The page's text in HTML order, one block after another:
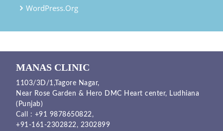
WordPress.org
MANAS CLINIC
1103/3D/1,Tagore Nagar,
Near Rose Garden & Hero DMC Heart center, Ludhiana
(Punjab)
Call : +91 9878650822 ,
+91-161-2302822 , 2302899